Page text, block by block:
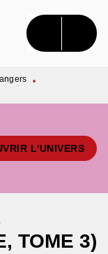
•
L'UNIVERS
TOME 3)